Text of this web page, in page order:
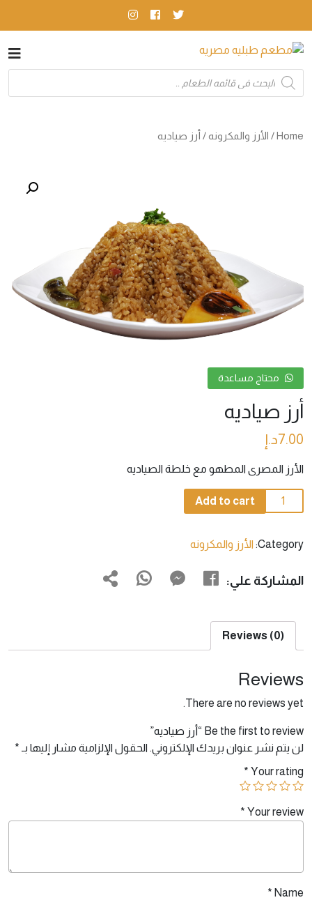
Products
search
Home
/ الأرز والمكرونه/ أرز صياديه
محتاج مساعدة
أرز صياديه
7.00د.إ
الأرز المصرى المطهو مع خلطة الصياديه
صياديه
Add to cart
Category: الأرز والمكرونه
المشاركة علي:
Reviews (0)
Reviews
There are no reviews yet.
Be the first to review “أرز صياديه”
لن يتم نشر عنوان بريدك الإلكتروني. الحقول الإلزامية مشار إليها بـ *
Your rating
*
Your review
*
Name
*